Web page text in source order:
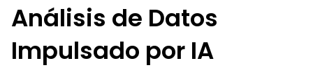
Análisis de Datos
Impulsado por IA